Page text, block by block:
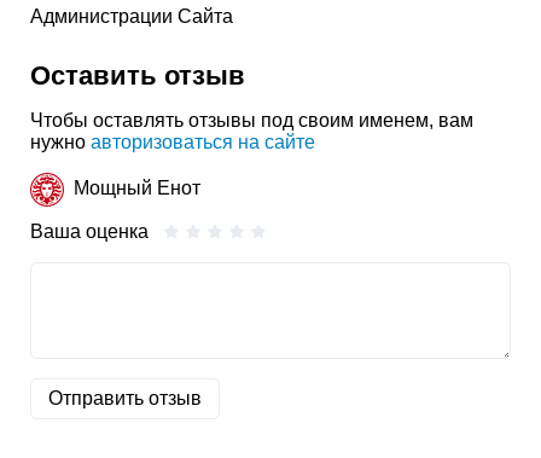
Администрации Сайта
Оставить отзыв
Чтобы оставлять отзывы под своим именем, вам
нужно авторизоваться на сайте
Мощный Енот
Ваша оценка
Отправить отзыв